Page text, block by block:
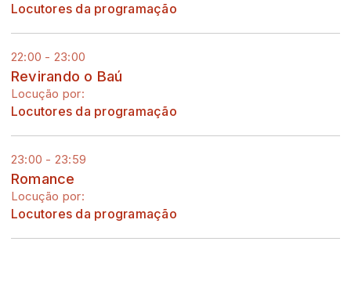
Locutores da programação
22:00 - 23:00
Revirando o Baú
Locução por:
Locutores da programação
23:00 - 23:59
Romance
Locução por:
Locutores da programação